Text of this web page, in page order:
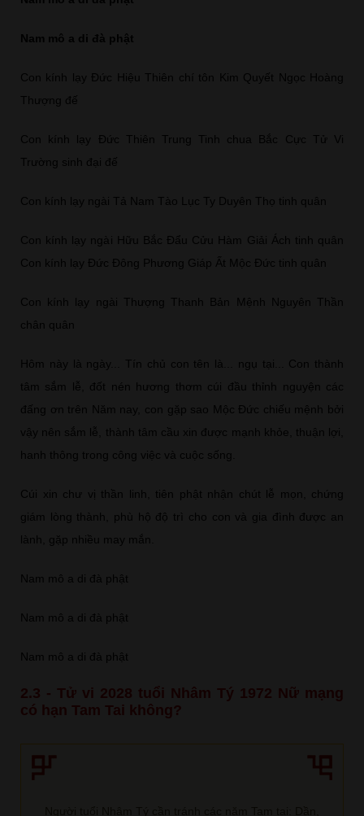
Nam mô a di đà phật
Con kính lạy Đức Hiệu Thiên chí tôn Kim Quyết Ngọc Hoàng
Thượng đế
Con kính lạy Đức Thiên Trung Tinh chua Bắc Cực Tử Vi
Trường sinh đại đế
Con kính lạy ngài Tả Nam Tào Lục Ty Duyên Thọ tinh quân
Con kính lạy ngài Hữu Bắc Đẩu Cửu Hàm Giải Ách tinh quân
Con kính lạy Đức Đông Phương Giáp Ất Mộc Đức tinh quân
Con kính lạy ngài Thượng Thanh Bản Mệnh Nguyên Thần
chân quân
Hôm này là ngày... Tín chủ con tên là... ngụ tại... Con thành
tâm sắm lễ, đốt nén hương thơm cúi đầu thỉnh nguyện các
đấng ơn trên Năm nay, con gặp sao Mộc Đức chiếu mệnh bởi
vậy nên sắm lễ, thành tâm cầu xin được mạnh khỏe, thuận lợi,
hanh thông trong công việc và cuộc sống.
Cúi xin chư vị thần linh, tiên phật nhận chút lễ mọn, chứng
giám lòng thành, phù hộ độ trì cho con và gia đình được an
lành, gặp nhiều may mắn.
Nam mô a di đà phật
Nam mô a di đà phật
Nam mô a di đà phật
2.3 - Tử vi 2028 tuổi Nhâm Tý 1972 Nữ mạng
có hạn Tam Tai không?